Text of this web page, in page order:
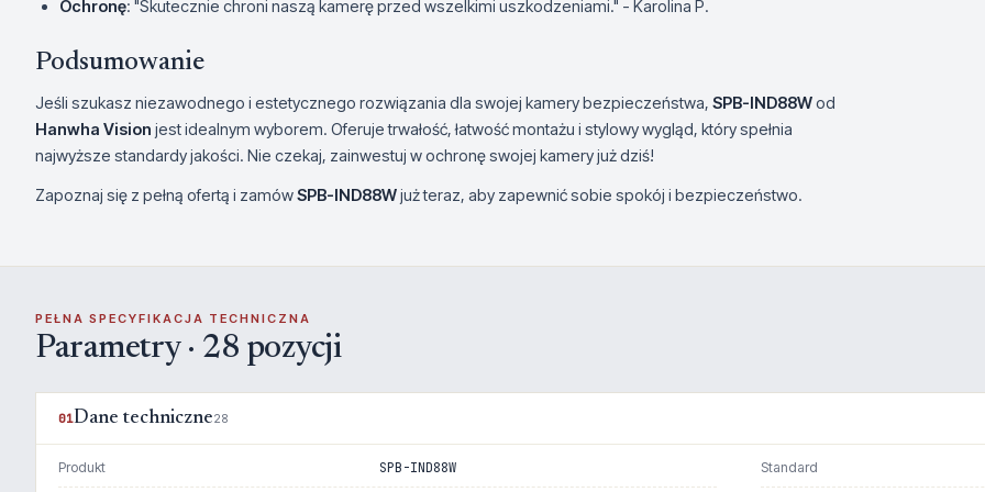
Ochronę: "Skutecznie chroni naszą kamerę przed wszelkimi uszkodzeniami." - Karolina P.
Podsumowanie
Jeśli szukasz niezawodnego i estetycznego rozwiązania dla swojej kamery bezpieczeństwa, SPB-IND88Wod
Hanwha Vision jest idealnym wyborem. Oferuje trwałość, łatwość montażu i stylowy wygląd, który spełnia
najwyższe standardy jakości. Nie czekaj, zainwestuj w ochronę swojej kamery już dziś!
Zapoznaj się z pełną ofertą i zamówSPB-IND88Wjuż teraz, aby zapewnić sobie spokój i bezpieczeństwo.
PEŁNA SPECYFIKACJA TECHNICZNA
Parametry · 28 pozycji
01Dane techniczne28
Produkt SPB-IND88W Standard